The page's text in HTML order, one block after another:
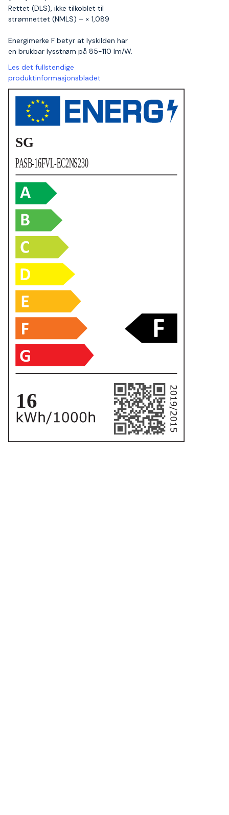
Rettet (DLS), ikke tilkoblet til
strømnettet (NMLS) – × 1,089
Energimerke F betyr at lyskilden har
en brukbar lysstrøm på 85-110 lm/W.
Les det fullstendige
produktinformasjonsbladet